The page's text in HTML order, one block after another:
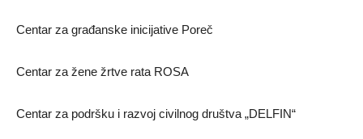
Centar za građanske inicijative Poreč
Centar za žene žrtve rata ROSA
Centar za podršku i razvoj civilnog društva „DELFIN“